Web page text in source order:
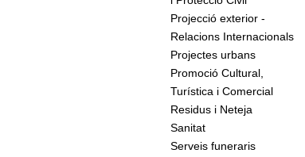
Projecció exterior -
Relacions Internacionals
Projectes urbans
Promoció Cultural,
Turística i Comercial
Residus i Neteja
Sanitat
Serveis funeraris